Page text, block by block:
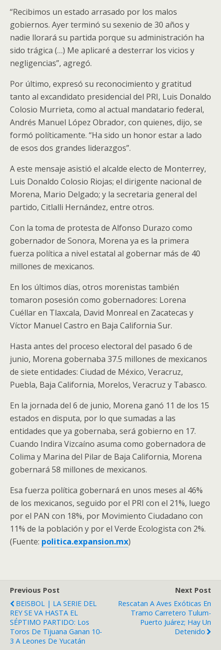
“Recibimos un estado arrasado por los malos
gobiernos. Ayer terminó su sexenio de 30 años y
nadie llorará su partida porque su administración ha
sido trágica (…) Me aplicaré a desterrar los vicios y
negligencias”, agregó.
Por último, expresó su reconocimiento y gratitud
tanto al excandidato presidencial del PRI, Luis Donaldo
Colosio Murrieta, como al actual mandatario federal,
Andrés Manuel López Obrador, con quienes, dijo, se
formó políticamente. “Ha sido un honor estar a lado
de esos dos grandes liderazgos”.
A este mensaje asistió el alcalde electo de Monterrey,
Luis Donaldo Colosio Riojas; el dirigente nacional de
Morena, Mario Delgado; y la secretaria general del
partido, Citlalli Hernández, entre otros.
Con la toma de protesta de Alfonso Durazo como
gobernador de Sonora, Morena ya es la primera
fuerza política a nivel estatal al gobernar más de 40
millones de mexicanos.
En los últimos días, otros morenistas también
tomaron posesión como gobernadores: Lorena
Cuéllar en Tlaxcala, David Monreal en Zacatecas y
Víctor Manuel Castro en Baja California Sur.
Hasta antes del proceso electoral del pasado 6 de
junio, Morena gobernaba 37.5 millones de mexicanos
de siete entidades: Ciudad de México, Veracruz,
Puebla, Baja California, Morelos, Veracruz y Tabasco.
En la jornada del 6 de junio, Morena ganó 11 de los 15
estados en disputa, por lo que sumadas a las
entidades que ya gobernaba, será gobierno en 17.
Cuando Indira Vizcaíno asuma como gobernadora de
Colima y Marina del Pilar de Baja California, Morena
gobernará 58 millones de mexicanos.
Esa fuerza política gobernará en unos meses al 46%
de los mexicanos, seguido por el PRI con el 21%, luego
por el PAN con 18%, por Movimiento Ciudadano con
11% de la población y por el Verde Ecologista con 2%.
(Fuente: politica.expansion.mx)
Previous Post
BEISBOL | LA SERIE DEL
REY SE VA HASTA EL
SÉPTIMO PARTIDO: Los
Toros De Tijuana Ganan 10-
3 A Leones De Yucatán
Next Post
Rescatan A Aves Exóticas En
Tramo Carretero Tulum-
Puerto Juárez; Hay Un
Detenido